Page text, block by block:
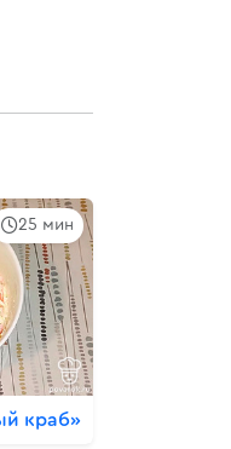
25 мин
краб»